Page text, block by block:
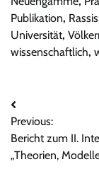
Publikation,
Universität,
wissenschaftlich,
Beitrags-
Navigation
Previous:
Bericht zum II.
„Theorien,